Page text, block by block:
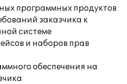
программных продуктов
заказчика к
системе
и наборов прав
обеспечения на